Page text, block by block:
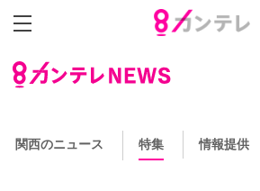
関西のニュース 特集 情報提供